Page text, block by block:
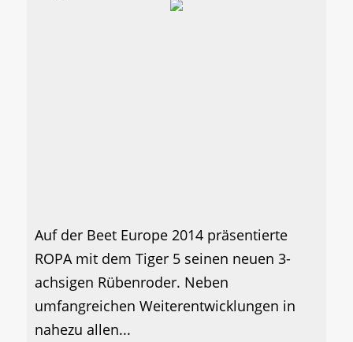
Auf der Beet Europe 2014 präsentierte
ROPA mit dem Tiger 5 seinen neuen 3-
achsigen Rübenroder. Neben
umfangreichen Weiterentwicklungen in
nahezu allen...